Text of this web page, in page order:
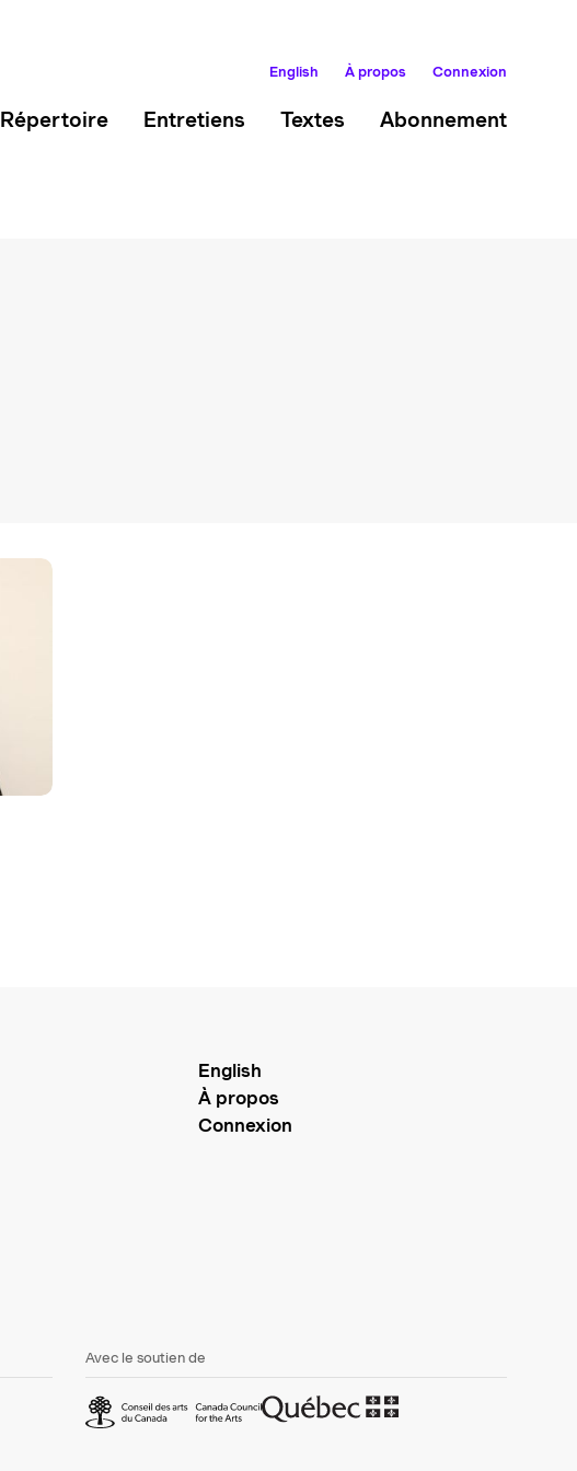
English À propos Connexion
Répertoire Entretiens Textes Abonnement
English
À propos
Connexion
Avec le soutien de